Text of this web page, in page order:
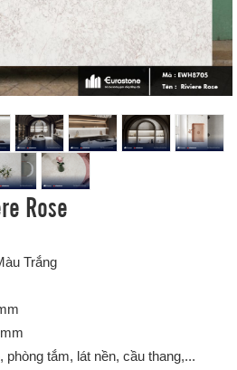
Rose
Trắng
phòng tắm, lát nền, cầu thang,...